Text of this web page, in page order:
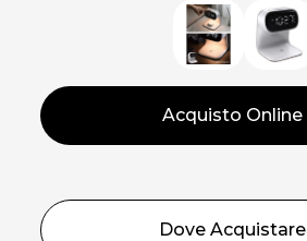
Acquisto Online
Dove Acquistare